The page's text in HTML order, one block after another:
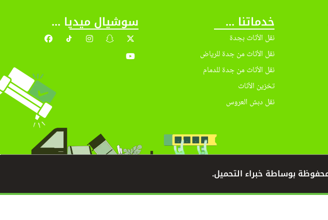
خدماتنا ...
نقل الأثاث بجدة
نقل الأثاث من جدة للرياض
نقل الأثاث من جدة للدمام
تخزين الأثاث
نقل دبش العروس
سوشيال ميديا ...